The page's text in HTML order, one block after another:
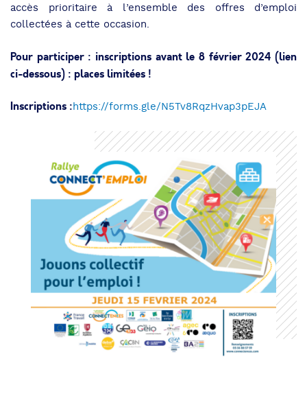
accès prioritaire à l’ensemble des offres d’emploi
collectées à cette occasion.
Pour participer : inscriptions avant le 8 février 2024 (lien
ci-dessous) : places limitées !
Inscriptions :https://forms.gle/N5Tv8RqzHvap3pEJA